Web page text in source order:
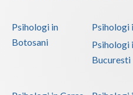
Psihologi in
Botosani
Psihologi
Psihologi
Bucuresti